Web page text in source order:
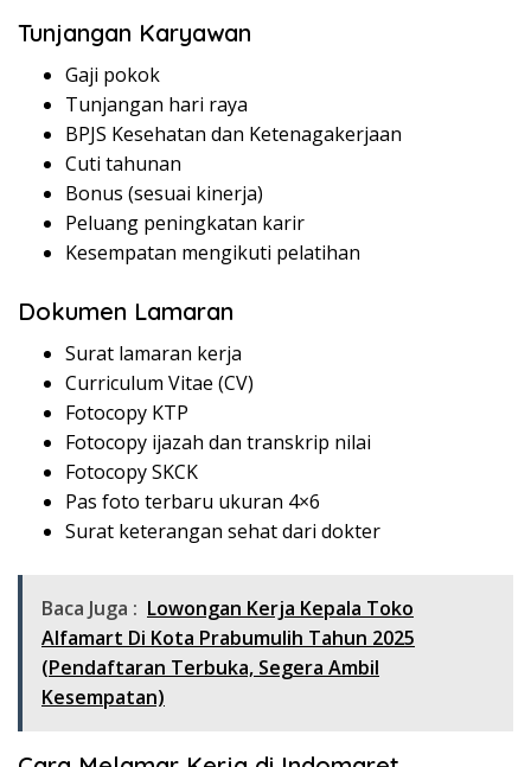
Tunjangan Karyawan
Gaji pokok
Tunjangan hari raya
BPJS Kesehatan dan Ketenagakerjaan
Cuti tahunan
Bonus (sesuai kinerja)
Peluang peningkatan karir
Kesempatan mengikuti pelatihan
Dokumen Lamaran
Surat lamaran kerja
Curriculum Vitae (CV)
Fotocopy KTP
Fotocopy ijazah dan transkrip nilai
Fotocopy SKCK
Pas foto terbaru ukuran 4×6
Surat keterangan sehat dari dokter
Baca Juga : Lowongan Kerja Kepala Toko
Alfamart Di Kota Prabumulih Tahun 2025
(Pendaftaran Terbuka, Segera Ambil
Kesempatan)